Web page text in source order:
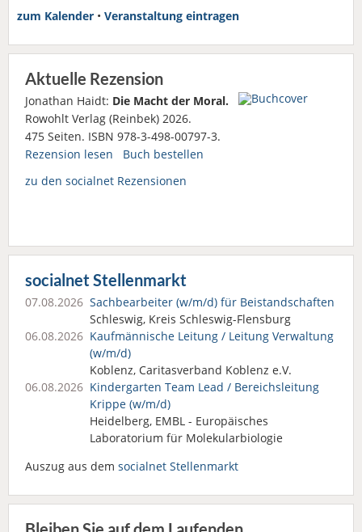
zum Kalender • Veranstaltung eintragen
Aktuelle Rezension
Jonathan Haidt: Die Macht der Moral.
Rowohlt Verlag (Reinbek) 2026.
475 Seiten. ISBN 978-3-498-00797-3.
Rezension lesen
Buch bestellen
zu den socialnet Rezensionen
socialnet Stellenmarkt
07.08.2026 Sachbearbeiter (w/m/d) für Beistandschaften
Schleswig, Kreis Schleswig-Flensburg
06.08.2026 Kaufmännische Leitung / Leitung Verwaltung
(w/m/d)
Koblenz, Caritasverband Koblenz e.V.
06.08.2026 Kindergarten Team Lead / Bereichsleitung
Krippe (w/m/d)
Heidelberg, EMBL - Europäisches
Laboratorium für Molekularbiologie
Auszug aus dem socialnet Stellenmarkt